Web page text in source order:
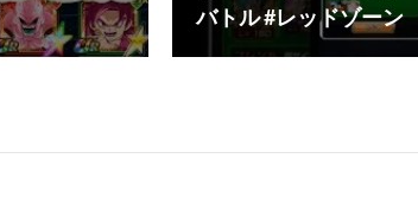
バトル #レッドゾーン